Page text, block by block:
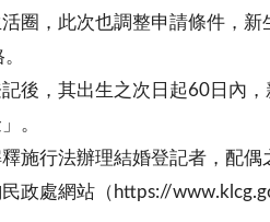
圈，此次也調整申請條件，
後，其出生之次日起60日內
。
施行法辦理結婚登記者，配
政處網站（https://